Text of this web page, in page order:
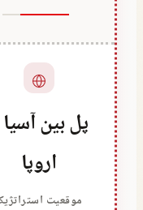
پل بین
اروپا
موقعیت